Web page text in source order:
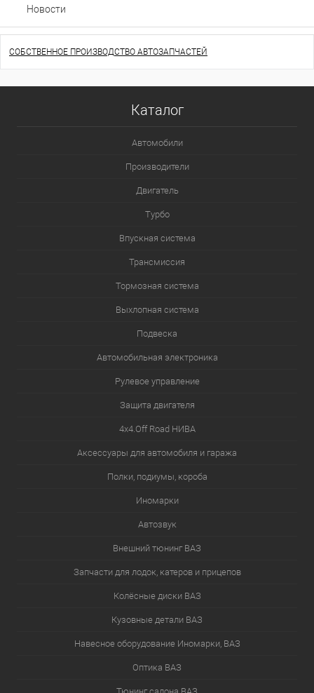
Новости
СОБСТВЕННОЕ ПРОИЗВОДСТВО АВТОЗАПЧАСТЕЙ
Каталог
Автомобили
Производители
Двигатель
Турбо
Впускная система
Трансмиссия
Тормозная система
Выхлопная система
Подвеска
Автомобильная электроника
Рулевое управление
Защита двигателя
4х4.Off Road НИВА
Аксессуары для автомобиля и гаража
Полки, подиумы, короба
Иномарки
Автозвук
Внешний тюнинг ВАЗ
Запчасти для лодок, катеров и прицепов
Колёсные диски ВАЗ
Кузовные детали ВАЗ
Навесное оборудование Иномарки, ВАЗ
Оптика ВАЗ